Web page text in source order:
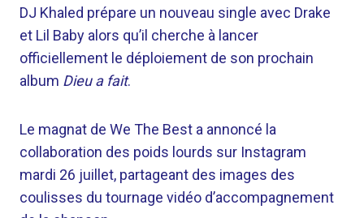
DJ Khaled prépare un nouveau single avec Drake
et Lil Baby alors qu’il cherche à lancer
officiellement le déploiement de son prochain
album Dieu a fait.
Le magnat de We The Best a annoncé la
collaboration des poids lourds sur Instagram
mardi 26 juillet, partageant des images des
coulisses du tournage vidéo d’accompagnement